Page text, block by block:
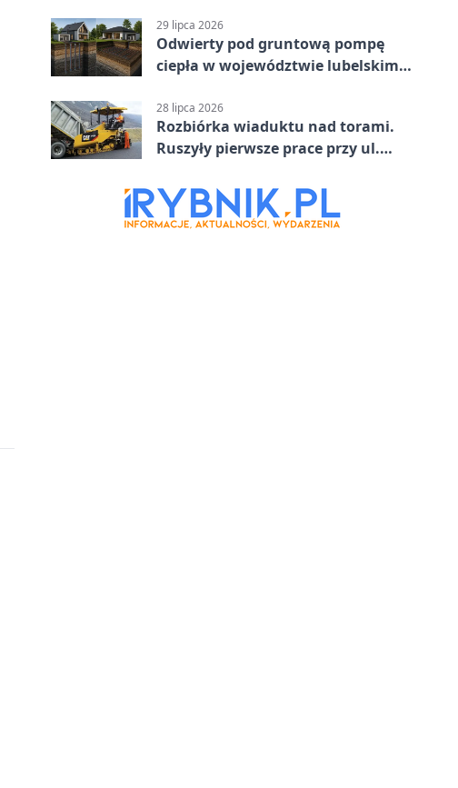
29 lipca 2026
Odwierty pod gruntową pompę
ciepła w województwie lubelskim -
28 lipca 2026
Rozbiórka wiaduktu nad torami.
Ruszyły pierwsze prace przy ul.